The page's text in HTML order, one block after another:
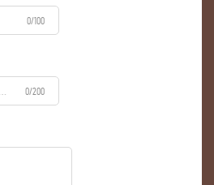
0/100
0/200